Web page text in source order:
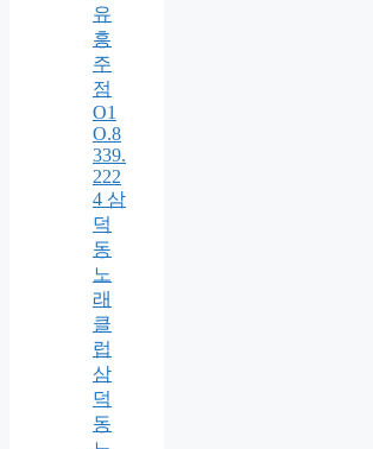
유
흥
주
점
O1
O.8
339.
222
4 삼
덕
동
노
래
클
럽
삼
덕
동